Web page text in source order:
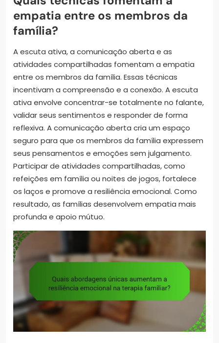
empatia entre os membros da
família?
A escuta ativa, a comunicação aberta e as
atividades compartilhadas fomentam a empatia
entre os membros da família. Essas técnicas
incentivam a compreensão e a conexão. A escuta
ativa envolve concentrar-se totalmente no falante,
validar seus sentimentos e responder de forma
reflexiva. A comunicação aberta cria um espaço
seguro para que os membros da família expressem
seus pensamentos e emoções sem julgamento.
Participar de atividades compartilhadas, como
refeições em família ou noites de jogos, fortalece
os laços e promove a resiliência emocional. Como
resultado, as famílias desenvolvem empatia mais
profunda e apoio mútuo.